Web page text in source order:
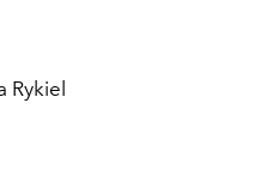
Rykiel